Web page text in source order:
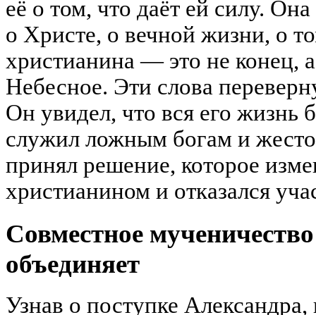
её о том, что даёт ей силу.
о Христе, о вечной жизни, о
христианина — это не конец,
Небесное. Эти слова
Он увидел, что вся его жизнь
служил ложным богам и
принял решение, которое
христианином и отказался
Совместное
объединяет
Узнав о поступке